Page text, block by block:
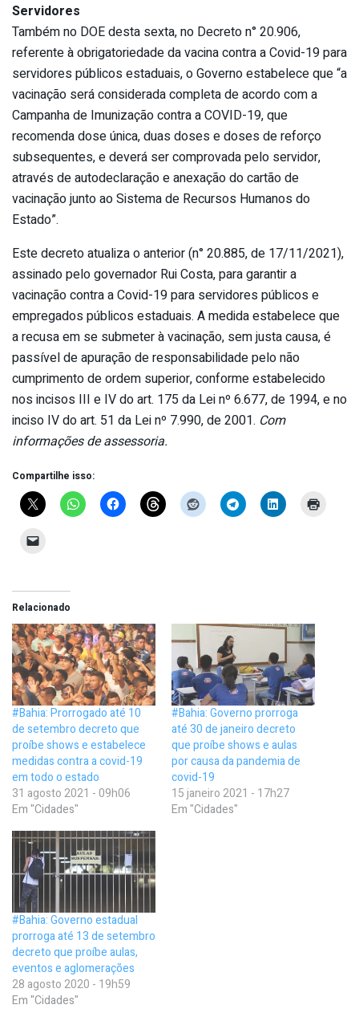
Servidores
Também no DOE desta sexta, no Decreto n° 20.906,
referente à obrigatoriedade da vacina contra a Covid-19 para
servidores públicos estaduais, o Governo estabelece que “a
vacinação será considerada completa de acordo com a
Campanha de Imunização contra a COVID-19, que
recomenda dose única, duas doses e doses de reforço
subsequentes, e deverá ser comprovada pelo servidor,
através de autodeclaração e anexação do cartão de
vacinação junto ao Sistema de Recursos Humanos do
Estado”.
Este decreto atualiza o anterior (n° 20.885, de 17/11/2021),
assinado pelo governador Rui Costa, para garantir a
vacinação contra a Covid-19 para servidores públicos e
empregados públicos estaduais. A medida estabelece que
a recusa em se submeter à vacinação, sem justa causa, é
passível de apuração de responsabilidade pelo não
cumprimento de ordem superior, conforme estabelecido
nos incisos III e IV do art. 175 da Lei nº 6.677, de 1994, e no
inciso IV do art. 51 da Lei nº 7.990, de 2001. Com
informações de assessoria.
Compartilhe isso:
Relacionado
#Bahia: Prorrogado até 10
de setembro decreto que
proíbe shows e estabelece
medidas contra a covid-19
em todo o estado
31 agosto 2021 - 09h06
Em "Cidades"
#Bahia: Governo prorroga
até 30 de janeiro decreto
que proíbe shows e aulas
por causa da pandemia de
covid-19
15 janeiro 2021 - 17h27
Em "Cidades"
#Bahia: Governo estadual
prorroga até 13 de setembro
decreto que proíbe aulas,
eventos e aglomerações
28 agosto 2020 - 19h59
Em "Cidades"